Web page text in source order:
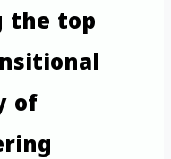
the top
of